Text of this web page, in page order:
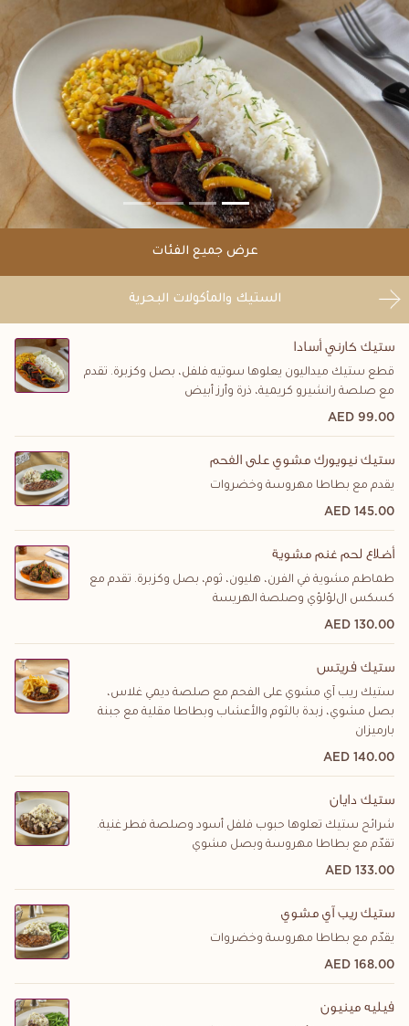
عرض جميع الفئات
الستيك والمأكولات البحرية
ستيك كارني أسادا
قطع ستيك ميداليون يعلوها سوتيه فلفل، بصل وكزبرة. تقدم
مع صلصة رانشيرو كريمية، ذرة وأرز أبيض
99.00 AED
ستيك نيويورك مشوي على الفحم
يقدم مع بطاطا مهروسة وخضروات
145.00 AED
أضلاع لحم غنم مشوية
طماطم مشوية في الفرن، هليون، ثوم، بصل وكزبرة. تقدم مع
كسكس اللؤلؤي وصلصة الهريسة
130.00 AED
ستيك فريتس
ستيك ريب آي مشوي على الفحم مع صلصة ديمي غلاس،
بصل مشوي، زبدة بالثوم والأعشاب وبطاطا مقلية مع جبنة
بارميزان
140.00 AED
ستيك دايان
شرائح ستيك تعلوها حبوب فلفل أسود وصلصة فطر غنية.
تقدّم مع بطاطا مهروسة وبصل مشوي
133.00 AED
ستيك ريب آي مشوي
يقدّم مع بطاطا مهروسة وخضروات
168.00 AED
فيليه مينيون